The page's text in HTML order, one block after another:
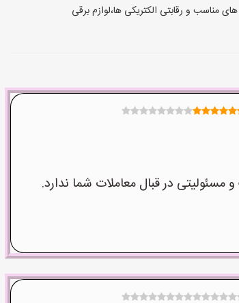
مناسب و رقابتی الکتریکی ها،لوازم برقی
در قبال معاملات شما ندارد.